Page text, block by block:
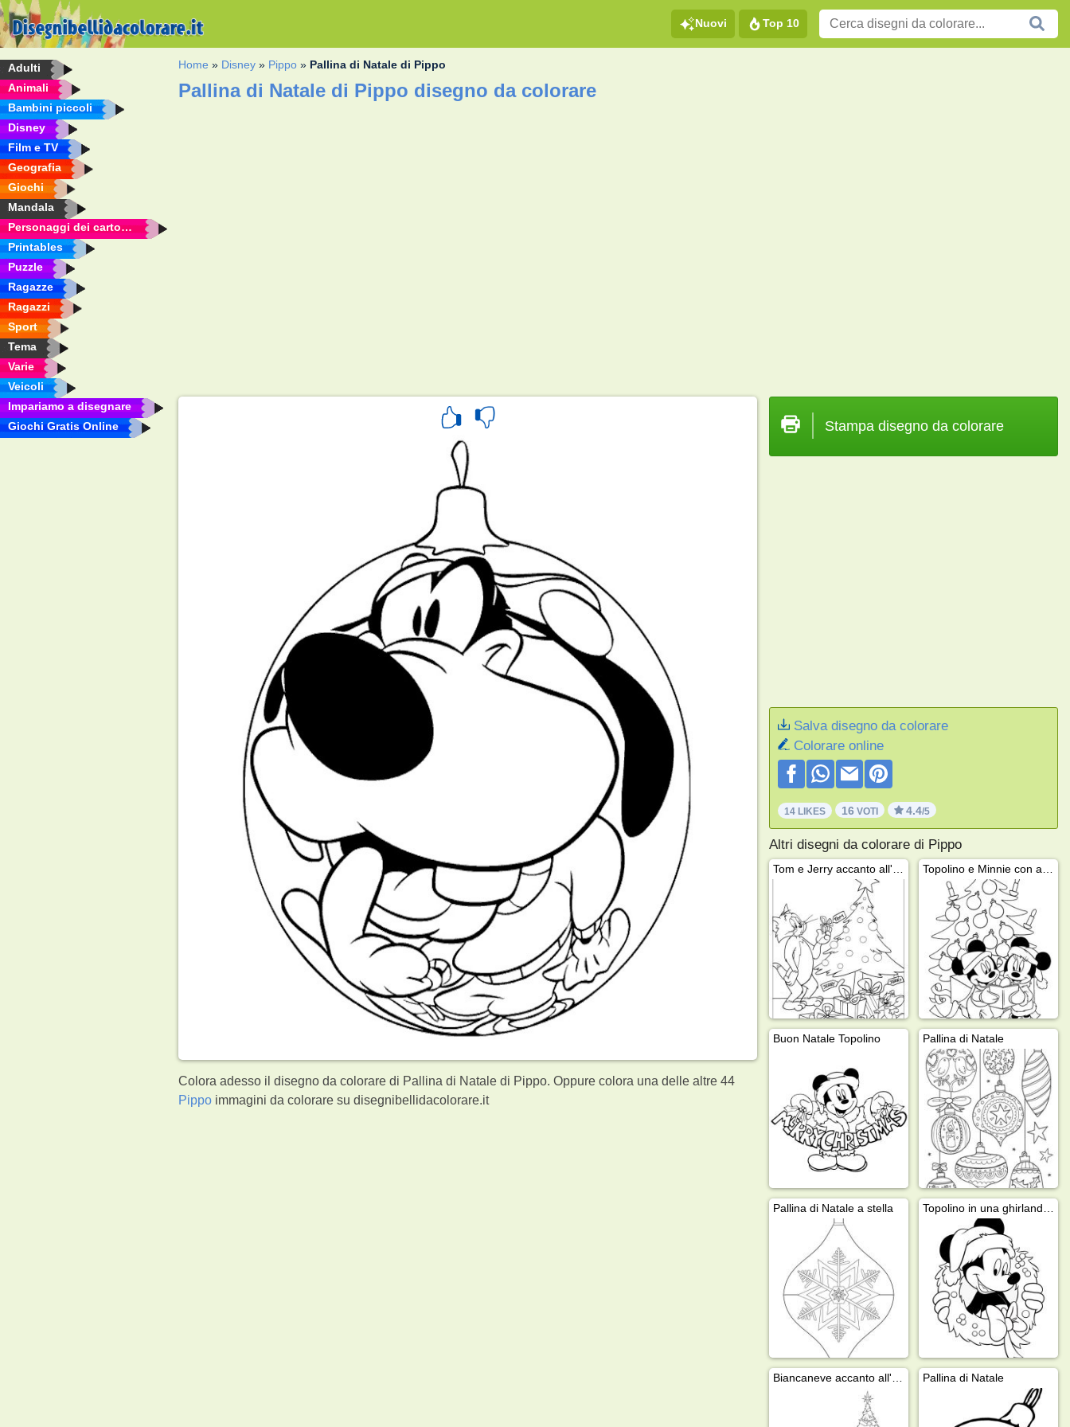
Nuovi Top 10
Adulti
Animali
Bambini piccoli
Disney
Film e TV
Geografia
Giochi
Mandala
Personaggi dei cartoni animati
Printables
Puzzle
Ragazze
Ragazzi
Sport
Tema
Varie
Veicoli
Impariamo a disegnare
Giochi Gratis Online
Home » Disney » Pippo » Pallina di Natale di Pippo
Pallina di Natale di Pippo disegno da colorare
Colora adesso il disegno da colorare di Pallina di Natale di Pippo. Oppure colora una delle altre 44
Pippo immagini da colorare su disegnibellidacolorare.it
Stampa disegno da colorare
Salva disegno da colorare
Colorare online
14 LIKES 16VOTI 4.4/5
Altri disegni da colorare di Pippo
Buon Natale Topolino Pallina di Natale
Pallina di Natale a stella
Pallina di Natale